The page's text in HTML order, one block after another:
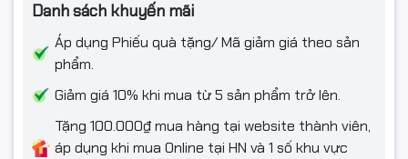
Danh sách khuyến mãi
Áp dụng Phiếu quà tặng/ Mã giảm giá theo sản
phẩm.
Giảm giá 10% khi mua từ 5 sản phẩm trở lên.
Tặng 100.000₫ mua hàng tại website thành viên,
áp dụng khi mua Online tại HN và 1 số khu vực